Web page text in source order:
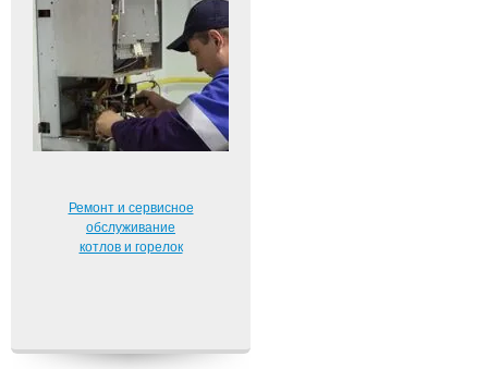
Ремонт и сервисное
обслуживание
котлов и горелок